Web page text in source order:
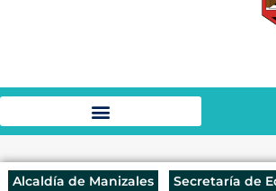
Alcaldía de Manizales Secretaría de